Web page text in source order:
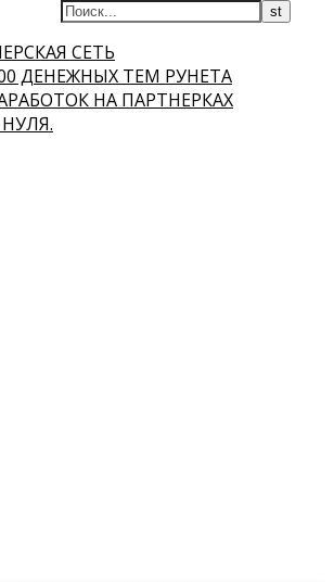
СЕТЬ
ДЕНЕЖНЫХ ТЕМ РУНЕТА
НА ПАРТНЕРКАХ